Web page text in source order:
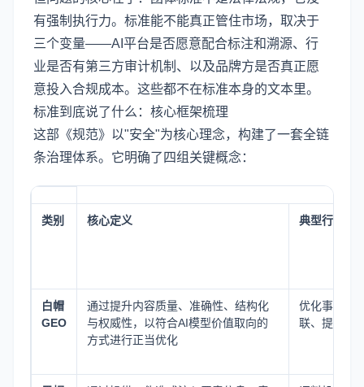
有强制执行力。标准能不能真正管住市场，取决于
三个变量——AI平台是否愿意配合标注和溯源、行
业是否有第三方审计机制、以及品牌方是否真正愿
意投入合规成本。这些都不在标准本身的文本里。
标准到底说了什么：核心框架梳理
这部《规范》以"安全"为核心理念，构建了一套全链
条治理体系。它明确了四组关键概念：
类别 核心定义 典型行为示
白帽
GEO
通过提升内容质量、准确性、结构化
与权威性，以符合AI模型价值取向的
方式进行正当优化
优化事实性
联、提供权